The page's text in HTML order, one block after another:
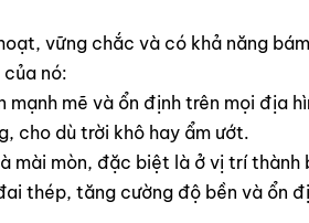
vững chắc và có khả năng
nó:
mẽ và ổn định trên mọi địa
cho dù trời khô hay ẩm ướt.
mài mòn, đặc biệt là ở vị trí thành
thép, tăng cường độ bền và ổn